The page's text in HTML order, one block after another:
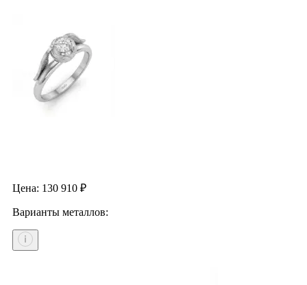
Цена: 130 910 ₽
Варианты металлов: